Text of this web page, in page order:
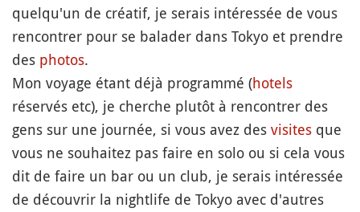
quelqu'un de créatif, je serais intéressée de vous
rencontrer pour se balader dans Tokyo et prendre
des photos.
Mon voyage étant déjà programmé (hotels
réservés etc), je cherche plutôt à rencontrer des
gens sur une journée, si vous avez des visites que
vous ne souhaitez pas faire en solo ou si cela vous
dit de faire un bar ou un club, je serais intéressée
de découvrir la nightlife de Tokyo avec d'autres